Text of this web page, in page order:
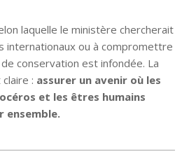
laquelle le ministère chercherait
internationaux ou à compromettre
conservation est infondée. La
: assurer un avenir où les
et les êtres humains
ensemble.